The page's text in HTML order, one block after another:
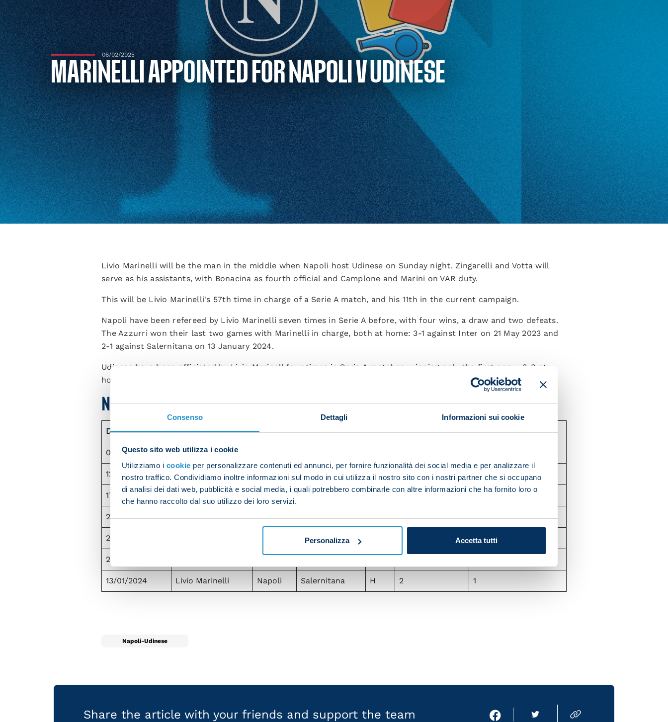
Consenso Dettagli Informazioni sui cookie
Questo sito web utilizza i cookie
Utilizziamo i cookie per personalizzare contenuti ed annunci, per fornire funzionalità dei social media e per analizzare il
nostro traffico. Condividiamo inoltre informazioni sul modo in cui utilizza il nostro sito con i nostri partner che si occupano
di analisi dei dati web, pubblicità e social media, i quali potrebbero combinarle con altre informazioni che ha fornito loro o
che hanno raccolto dal suo utilizzo dei loro servizi.
Personalizza Accetta tutti
06/02/2025
MARINELLI APPOINTED FOR NAPOLI V UDINESE
Livio Marinelli will be the man in the middle when Napoli host Udinese on Sunday night. Zingarelli and Votta will
serve as his assistants, with Bonacina as fourth official and Camplone and Marini on VAR duty.
This will be Livio Marinelli's 57th time in charge of a Serie A match, and his 11th in the current campaign.
Napoli have been refereed by Livio Marinelli seven times in Serie A before, with four wins, a draw and two defeats.
The Azzurri won their last two games with Marinelli in charge, both at home: 3-1 against Inter on 21 May 2023 and
2-1 against Salernitana on 13 January 2024.
Udinese have been officiated by Livio Marinell four times in Serie A matches, winning only the first one – 3-0 at
home against Venezia on 27 August 2021.
NAPOLI MATCHES WITH MARINELLI
Date Referee Team Opposition H/A Napoli goals Opposition goals
06/12/2020 Livio Marinelli
12/12/2021 Livio Marinelli Napoli Empoli H 0 1
17/01/2022 Livio Marinelli Napoli Bologna A 2 0
24/04/2022 Livio Marinelli Napoli Empoli A 2 3
28/08/2022 Fiorentina 0
21/05/2023
13/01/2024 Livio Marinelli Napoli Salernitana H 2 1
Napoli-Udinese
Share the article with your friends and support the team